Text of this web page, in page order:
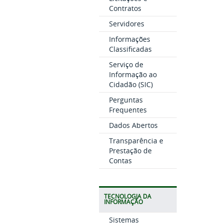
Contratos
Servidores
Informações
Classificadas
Serviço de
Informação ao
Cidadão (SIC)
Perguntas
Frequentes
Dados Abertos
Transparência e
Prestação de
Contas
TECNOLOGIA DA
INFORMAÇÃO
Sistemas